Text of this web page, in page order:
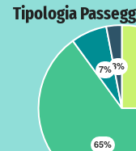
Tipologia